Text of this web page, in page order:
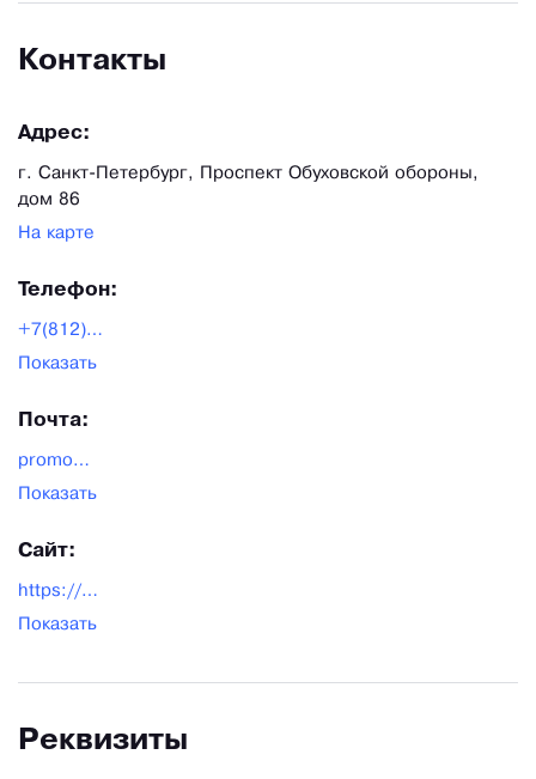
Контакты
Адрес:
г. Санкт-Петербург, Проспект Обуховской обороны,
дом 86
На карте
Телефон:
+7(812)676-53-91
Показать
Почта:
promo@geo-vita.com
Показать
Сайт:
https://geo-vita.com/
Показать
Реквизиты